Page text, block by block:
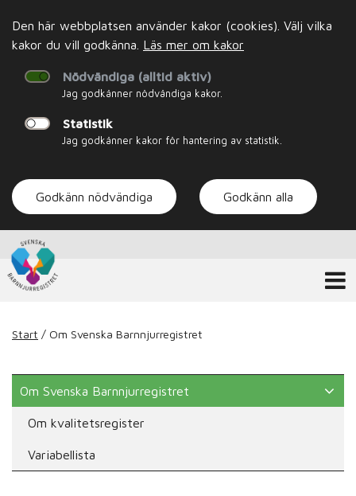
Den här webbplatsen använder kakor (cookies). Välj vilka
kakor du vill godkänna. Läs mer om kakor
Nödvändiga (alltid aktiv)
Jag godkänner nödvändiga kakor.
Statistik
Jag godkänner kakor för hantering av statistik.
Godkänn nödvändiga Godkänn alla
Start / Om Svenska Barnnjurregistret
Om Svenska Barnnjurregistret
Om kvalitetsregister
Variabellista